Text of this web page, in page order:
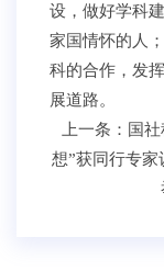
设，做好学科
家国情怀的人
科的合作，发
展道路。
上一条： 国
想”获同行专